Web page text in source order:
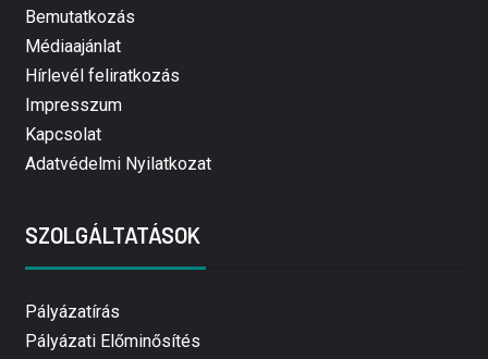
Bemutatkozás
Médiaajánlat
Hírlevél feliratkozás
Impresszum
Kapcsolat
Adatvédelmi Nyilatkozat
SZOLGÁLTATÁSOK
Pályázatírás
Pályázati Előminősítés